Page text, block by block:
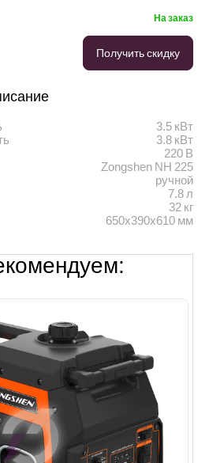
На заказ
Получить скидку
3.5 кВт
3.8 кВт
220 В
Zongshen NH 225
ручной
7.8 л
32 кг
650х390х610 мм